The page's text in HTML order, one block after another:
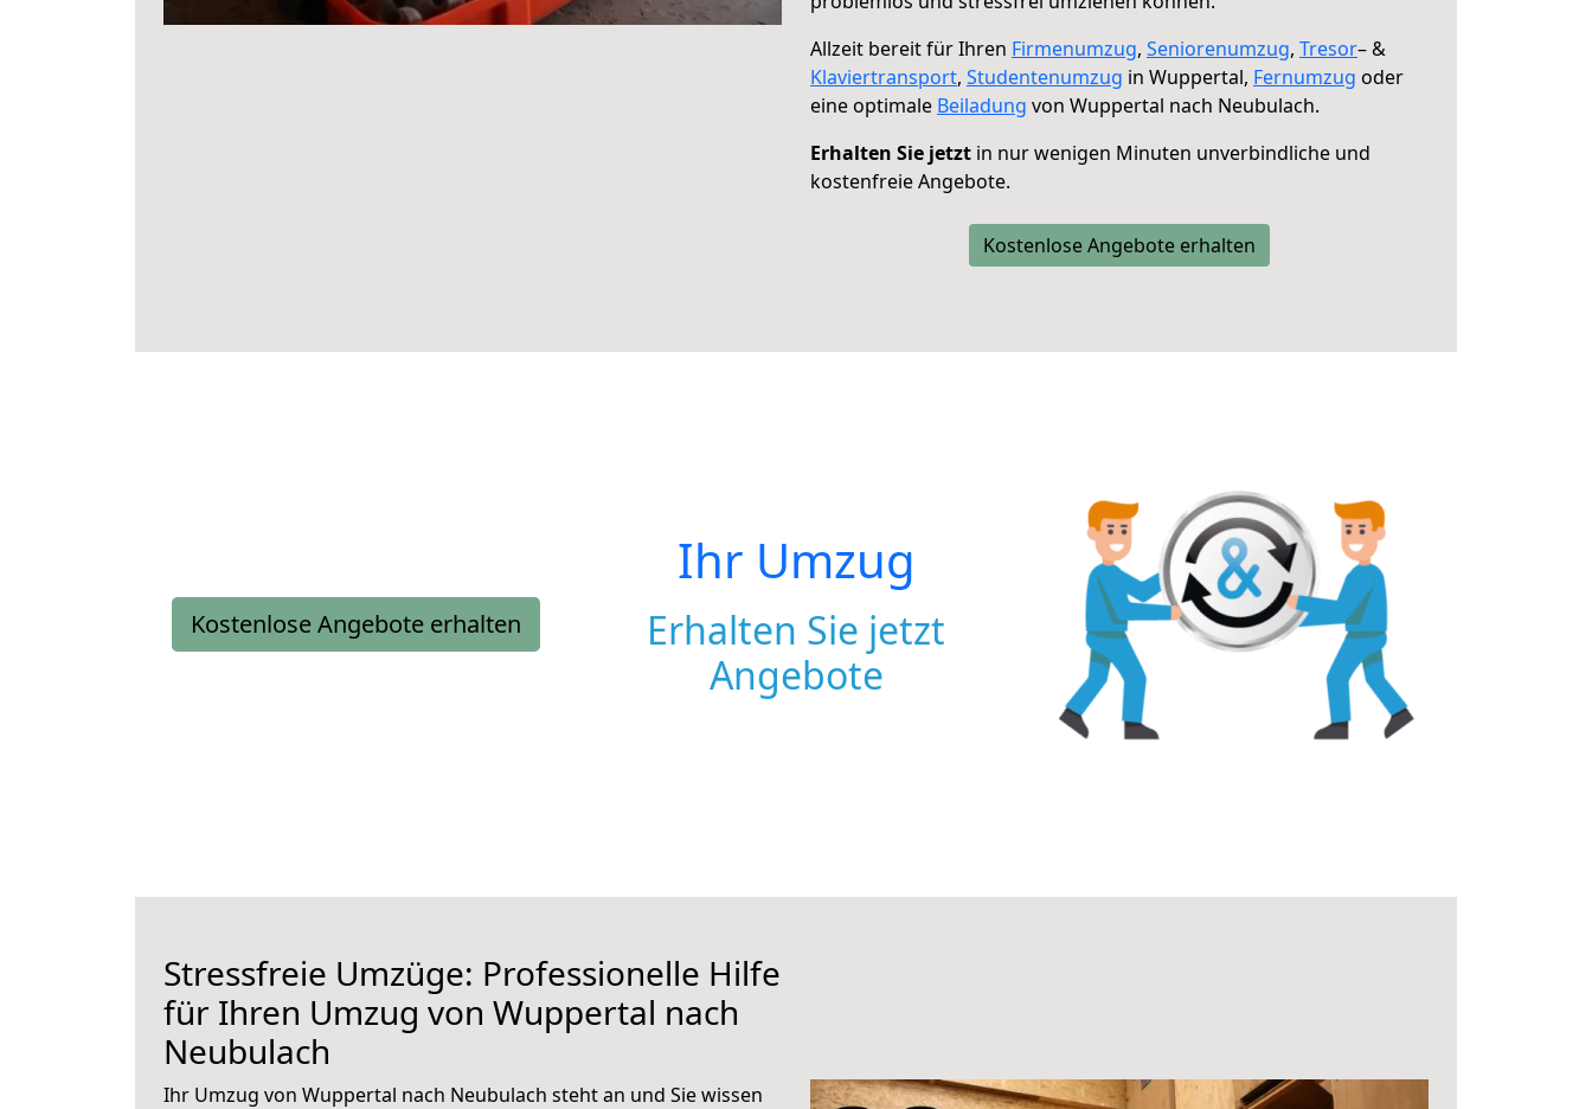
Allzeit bereit für Ihren Firmenumzug, Seniorenumzug, Tresor– &
Klaviertransport, Studentenumzug in Wuppertal, Fernumzug oder
eine optimale Beiladung von Wuppertal nach Neubulach.
Erhalten Sie jetzt in nur wenigen Minuten unverbindliche und
kostenfreie Angebote.
Kostenlose Angebote erhalten
Kostenlose Angebote erhalten
Ihr Umzug
Erhalten Sie jetzt
Angebote
Stressfreie Umzüge: Professionelle Hilfe
für Ihren Umzug von Wuppertal nach
Neubulach
Ihr Umzug von Wuppertal nach Neubulach steht an und Sie wissen